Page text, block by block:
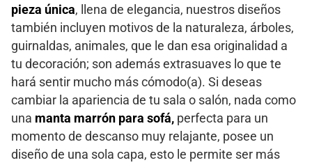
pieza única, llena de elegancia, nuestros diseños
también incluyen motivos de la naturaleza, árboles,
guirnaldas, animales, que le dan esa originalidad a
tu decoración; son además extrasuaves lo que te
hará sentir mucho más cómodo(a). Si deseas
cambiar la apariencia de tu sala o salón, nada como
una manta marrón para sofá, perfecta para un
momento de descanso muy relajante, posee un
diseño de una sola capa, esto le permite ser más